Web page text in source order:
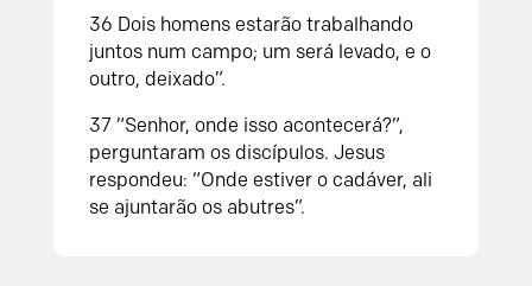
36 Dois homens estarão trabalhando
juntos num campo; um será levado, e o
outro, deixado”.
37 “Senhor, onde isso acontecerá?”,
perguntaram os discípulos. Jesus
respondeu: “Onde estiver o cadáver, ali
se ajuntarão os abutres”.